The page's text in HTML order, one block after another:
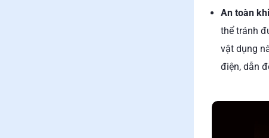
An toàn
thể tránh
vật dụng
điện, dẫn